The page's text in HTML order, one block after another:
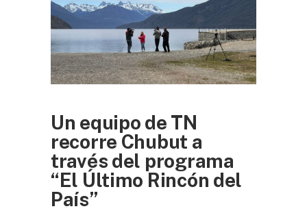
Un equipo de TN
recorre Chubut a
través del programa
“El Último Rincón del
País”